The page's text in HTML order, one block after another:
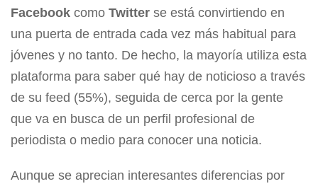
Facebook como Twitter se está convirtiendo en
una puerta de entrada cada vez más habitual para
jóvenes y no tanto. De hecho, la mayoría utiliza esta
plataforma para saber qué hay de noticioso a través
de su feed (55%), seguida de cerca por la gente
que va en busca de un perfil profesional de
periodista o medio para conocer una noticia.
Aunque se aprecian interesantes diferencias por